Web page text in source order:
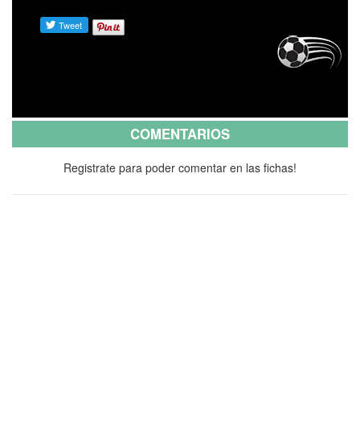
COMENTARIOS
Registrate para poder comentar en las fichas!